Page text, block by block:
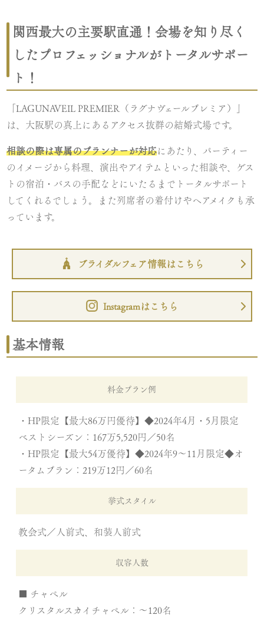
関西最大の主要駅直通！会場を知り尽く
したプロフェッショナルがトータルサポー
ト！
「LAGUNAVEIL PREMIER（ラグナヴェールプレミア）」
は、大阪駅の真上にあるアクセス抜群の結婚式場です。
相談の際は専属のプランナーが対応にあたり、パーティー
のイメージから料理、演出やアイテムといった相談や、ゲス
トの宿泊・バスの手配などにいたるまでトータルサポート
してくれるでしょう。また列席者の着付けやヘアメイクも承
っています。
ブライダルフェア情報はこちら
Instagramはこちら
基本情報
料金プラン例
・HP限定【最大86万円優待】◆2024年4月・5月限定
ベストシーズン：167万5,520円／50名
・HP限定【最大54万優待】◆2024年9～11月限定◆オ
ータムプラン：219万12円／60名
挙式スタイル
教会式／人前式、和装人前式
収容人数
■ チャペル
クリスタルスカイチャペル：～120名